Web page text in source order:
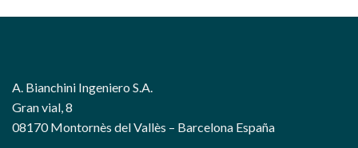
A. Bianchini Ingeniero S.A.
Gran vial, 8
08170 Montornès del Vallès – Barcelona España